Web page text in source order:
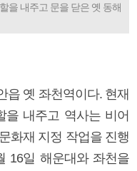
을 내주고 문을 닫은 옛 동해
읍 옛 좌천역이다. 현재
내주고 역사는 비어
화재 지정 작업을 진행
16일 해운대와 좌천을